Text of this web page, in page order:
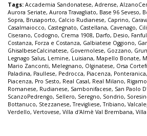
Tags: Accademia Sandonatese, Adrense,
Aurora Seriate, Aurora Travagliato, Base 96 Seveso,
Sopra, Brusaporto, Calcio Rudianese, Caprino,
Casalmaiocco, Castegnato, Castellana, Cavenago,
Ciserano, Codogno, Crema 1908, Darfo, Desio,
Costanza, Forza e Costanza, Galbiatese Oggiono,
GhisalbeseCalcinatese, Governolese, Gozzano,
Legnago Salus, Lemine, Luisiana, Mapello Bonate,
Mario Zanconti, Melegnano, Olginatese, Orsa
Paladina, Paullese, Pedrocca, Piacenza, Ponteranica,
Piacenza, Pro Sesto, Real Casal, Real Milano,
Romanese, Rudianese, Sambonifacese, San Paolo
ScanzoPedrengo, Sellero, Seregno, Sondrio,
Bottanuco, Stezzanese,Trevigliese,Tribiano,
Verdello, Vertovese, Villa d'Almè Val Brembana,